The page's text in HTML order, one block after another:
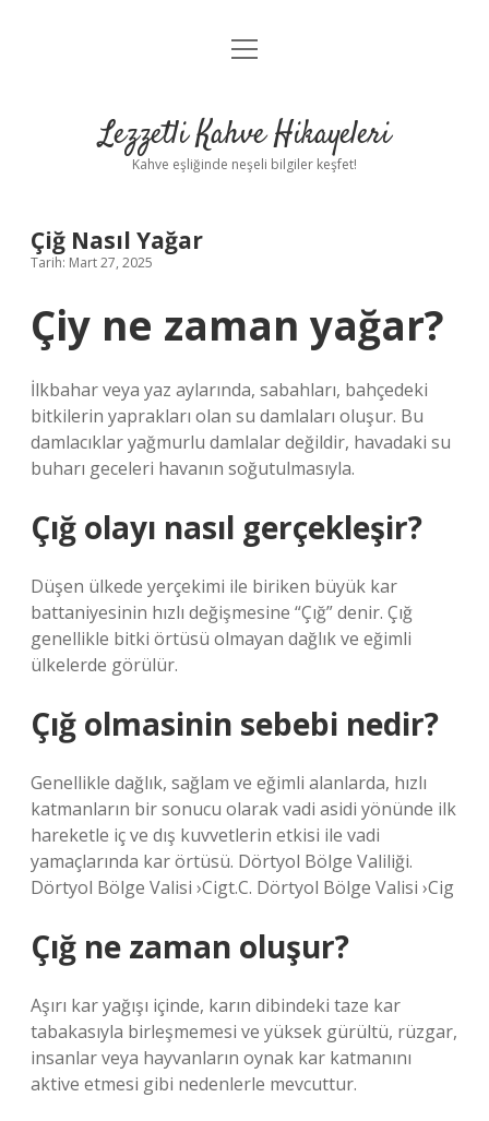
Anasayfa
Yasal Uyarı
menüyü
Lezzetli Kahve Hikayeleri
Kahve eşliğinde neşeli bilgiler keşfet!
Çiğ Nasıl Yağar
Tarih: Mart 27, 2025
Çiy ne zaman yağar?
İlkbahar veya yaz aylarında, sabahları, bahçedeki
bitkilerin yaprakları olan su damlaları oluşur. Bu
damlacıklar yağmurlu damlalar değildir, havadaki su
buharı geceleri havanın soğutulmasıyla.
Çığ olayı nasıl gerçekleşir?
Düşen ülkede yerçekimi ile biriken büyük kar
battaniyesinin hızlı değişmesine “Çığ” denir. Çığ
genellikle bitki örtüsü olmayan dağlık ve eğimli
ülkelerde görülür.
Çığ olmasinin sebebi nedir?
Genellikle dağlık, sağlam ve eğimli alanlarda, hızlı
katmanların bir sonucu olarak vadi asidi yönünde ilk
hareketle iç ve dış kuvvetlerin etkisi ile vadi
yamaçlarında kar örtüsü. Dörtyol Bölge Valiliği.
Dörtyol Bölge Valisi ›Cigt.C. Dörtyol Bölge Valisi ›Cig
Çığ ne zaman oluşur?
Aşırı kar yağışı içinde, karın dibindeki taze kar
tabakasıyla birleşmemesi ve yüksek gürültü, rüzgar,
insanlar veya hayvanların oynak kar katmanını
aktive etmesi gibi nedenlerle mevcuttur.